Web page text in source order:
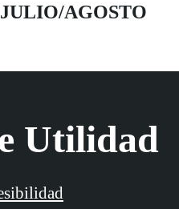
JULIO/AGOSTO
Utilidad